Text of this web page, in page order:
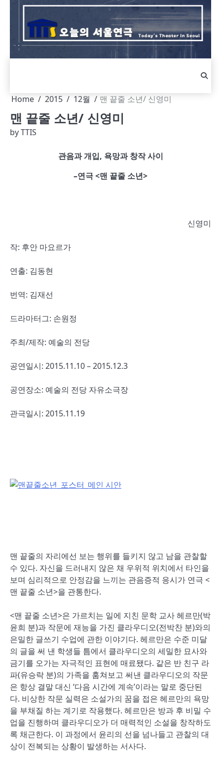
Skip
content
Home 2015 12월 맨 끝줄 소년/ 신영미
맨 끝줄 소년/ 신영미
byTTIS
관음과 개입, 욕망과 창작 사이
–연극<맨 끝줄 소년>
신영미
작: 후안 마요르가
연출: 김동현
번역: 김재선
드라마터그: 손원정
주최/제작: 예술의 전당
공연일시: 2015.11.10 – 2015.12.3
공연장소: 예술의 전당 자유소극장
관극일시: 2015.11.19
맨 끝줄의 자리에선 보는 행위를 들키지 않고 남을 관찰할
수 있다. 자신을 드러내지 않은 채 우위적 위치에서 타인을
보며 심리적으로 안정감을 느끼는 관음증적 응시가 연극 <
맨 끝줄 소년>을 관통한다.
<맨 끝줄 소년>은 가르치는 일에 지친 문학 교사 헤르만(박
윤희 분)과 작문에 재능을 가진 클라우디오(전박찬 분)와의
은밀한 글쓰기 수업에 관한 이야기다. 헤르만은 수준 미달
의 글을 써 낸 학생들 틈에서 클라우디오의 세밀한 묘사와
금기를 오가는 자극적인 표현에 매료됐다. 같은 반 친구 라
파(유승락 분)의 가족을 훔쳐보고 써낸 클라우디오의 작문
은 항상 결말 대신 ‘다음 시간에 계속’이라는 말로 중단된
다. 비상한 작문 실력은 소설가의 꿈을 접은 헤르만의 욕망
을 부채질 하는 계기로 작용했다. 헤르만은 방과 후 비밀 수
업을 진행하며 클라우디오가 더 매력적인 소설을 창작하도
록 채근한다. 이 과정에서 윤리의 선을 넘나들고 관찰의 대
상이 전복되는 상황이 발생하는 서사다.